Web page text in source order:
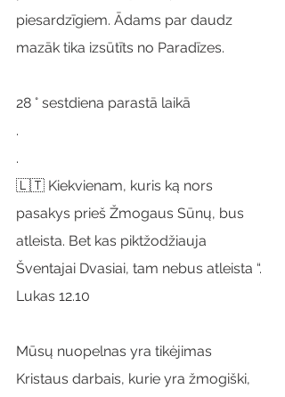
piesardzīgiem. Ādams par daudz
mazāk tika izsūtīts no Paradīzes.
28 ° sestdiena parastā laikā
.
.
🇱🇹 Kiekvienam, kuris ką nors
pasakys prieš Žmogaus Sūnų, bus
atleista. Bet kas piktžodžiauja
Šventajai Dvasiai, tam nebus atleista “.
Lukas 12.10
Mūsų nuopelnas yra tikėjimas
Kristaus darbais, kurie yra žmogiški,